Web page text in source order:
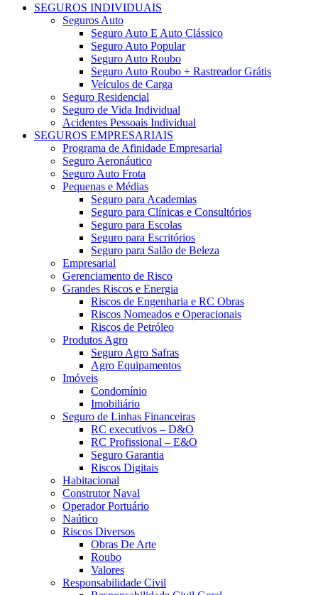
SEGUROS INDIVIDUAIS
Seguros Auto
Seguro Auto E Auto Clássico​
Seguro Auto Popular
Seguro Auto Roubo
Seguro Auto Roubo + Rastreador Grátis
Veículos de Carga
Seguro Residencial
Seguro de Vida Individual
Acidentes Pessoais Individual
SEGUROS EMPRESARIAIS
Programa de Afinidade Empresarial
Seguro Aeronáutico
Seguro Auto Frota
Pequenas e Médias
Seguro para Academias
Seguro para Clínicas e Consultórios
Seguro para Escolas
Seguro para Escritórios
Seguro para Salão de Beleza
Empresarial
Gerenciamento de Risco
Grandes Riscos e Energia
Riscos de Engenharia e RC Obras
Riscos Nomeados e Operacionais
Riscos de Petróleo
Produtos Agro
Seguro Agro Safras
Agro Equipamentos
Imóveis
Condomínio
Imobiliário
Seguro de Linhas Financeiras
RC executivos – D&O
RC Profissional – E&O
Seguro Garantia
Riscos Digitais
Habitacional
Construtor Naval
Operador Portuário
Naútico
Riscos Diversos
Obras De Arte
Roubo
Valores
Responsabilidade Civil